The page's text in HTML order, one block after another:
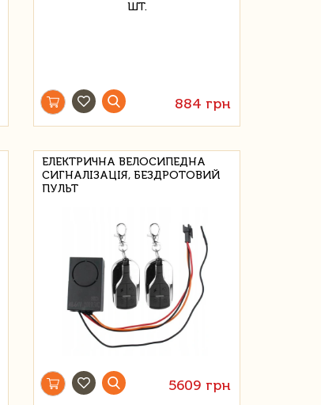
884 грн
ЕЛЕКТРИЧНА ВЕЛОСИПЕДНА
СИГНАЛІЗАЦІЯ, БЕЗДРОТОВИЙ
ПУЛЬТ
5609 грн